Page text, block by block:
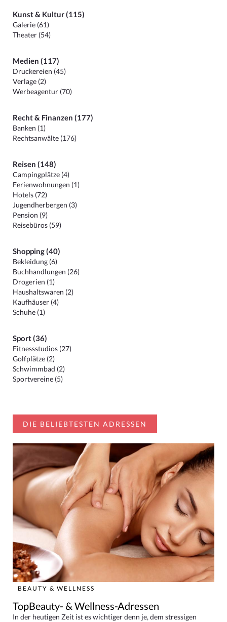
Kunst & Kultur (115)
Galerie (61)
Theater (54)
Medien (117)
Druckereien (45)
Verlage (2)
Werbeagentur (70)
Recht & Finanzen (177)
Banken (1)
Rechtsanwälte (176)
Reisen (148)
Campingplätze (4)
Ferienwohnungen (1)
Hotels (72)
Jugendherbergen (3)
Pension (9)
Reisebüros (59)
Shopping (40)
Bekleidung (6)
Buchhandlungen (26)
Drogerien (1)
Haushaltswaren (2)
Kaufhäuser (4)
Schuhe (1)
Sport (36)
Fitnessstudios (27)
Golfplätze (2)
Schwimmbad (2)
Sportvereine (5)
DIE BELIEBTESTEN ADRESSEN
BEAUTY & WELLNESS
TopBeauty- & Wellness-Adressen
In der heutigen Zeit ist es wichtiger denn je, dem stressigen